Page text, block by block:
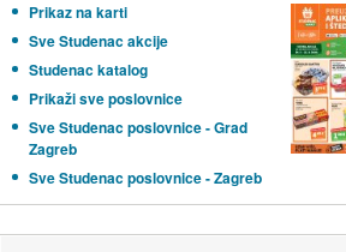
Prikaz na karti
Sve Studenac akcije
Studenac katalog
Prikaži sve poslovnice
Sve Studenac poslovnice - Grad
Zagreb
Sve Studenac poslovnice - Zagreb